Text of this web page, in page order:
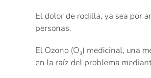
El dolor de rodilla, ya sea por
personas.
El Ozono (O₃) medicinal, una
en la raíz del problema